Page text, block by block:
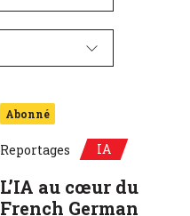
Abonné
Reportages IA
L’IA au cœur du
French German